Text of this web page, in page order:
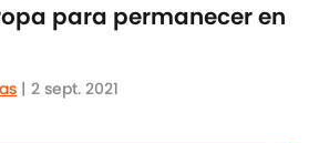
para permanecer en
| 2 sept. 2021